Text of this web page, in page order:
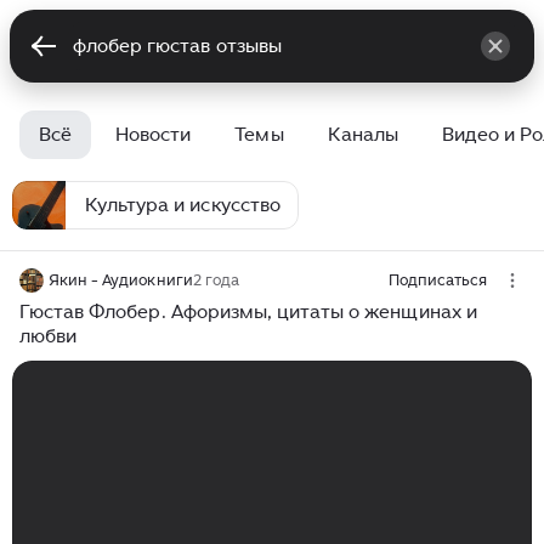
Всё Новости Темы Каналы Видео и
Культура и искусство
Якин - Аудиокниги2 года Подписаться
Гюстав Флобер. Афоризмы, цитаты о женщинах и
любви